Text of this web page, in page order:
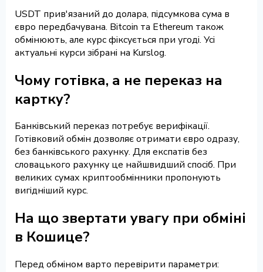
USDT прив'язаний до долара, підсумкова сума в
євро передбачувана. Bitcoin та Ethereum також
обмінюють, але курс фіксується при угоді. Усі
актуальні курси зібрані на Kurslog.
Чому готівка, а не переказ на
картку?
Банківський переказ потребує верифікації.
Готівковий обмін дозволяє отримати євро одразу,
без банківського рахунку. Для експатів без
словацького рахунку це найшвидший спосіб. При
великих сумах криптообмінники пропонують
вигідніший курс.
На що звертати увагу при обміні
в Кошице?
Перед обміном варто перевірити параметри: